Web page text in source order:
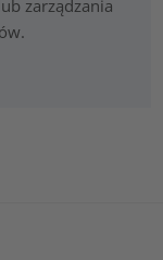
zarządzania